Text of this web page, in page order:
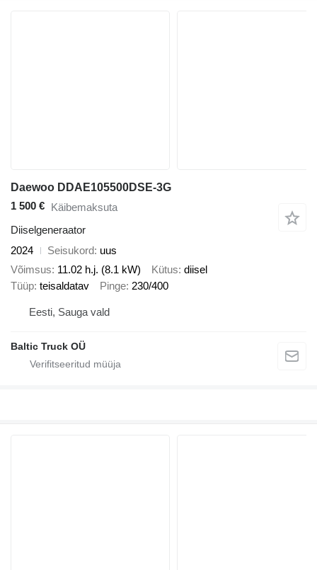
Daewoo DDAE105500DSE-3G
1 500 € Käibemaksuta
Diiselgeneraator
2024
Seisukord
uus
Võimsus 11.02 h.j. (8.1 kW) Kütus diisel
Tüüp teisaldatav Pinge 230/400
Eesti, Sauga vald
Baltic Truck OÜ